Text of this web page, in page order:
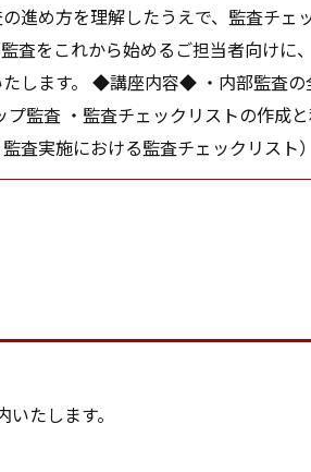
進め方を理解したうえで、監査チェ
査をこれから始めるご担当者向けに
します。 ◆講座内容◆ ・内部監査
監査 ・監査チェックリストの作成
査実施における監査チェックリスト
たします。